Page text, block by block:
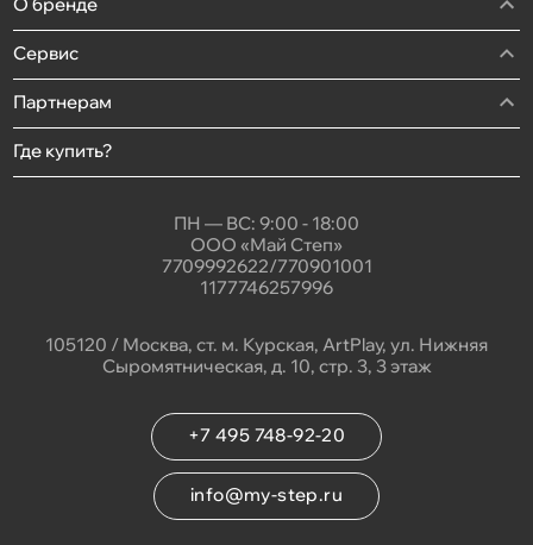
Сервис
Партнерам
Где купить?
ПН — ВС: 9:00 - 18:00
ООО «Май Степ»
7709992622/770901001
1177746257996
105120 / Москва, ст. м. Курская, ArtPlay, ул. Нижняя
Сыромятническая, д. 10, стр. 3, 3 этаж
+7 495 748-92-20
info@my-step.ru